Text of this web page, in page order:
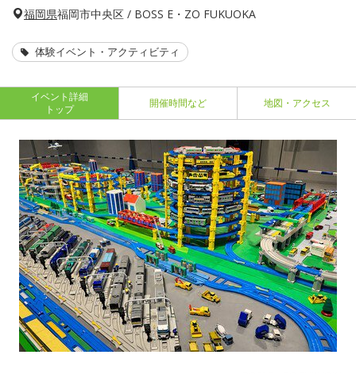
福岡県福岡市中央区 / BOSS E・ZO FUKUOKA
体験イベント・アクティビティ
イベント詳細
トップ
開催時間など 地図・アクセス